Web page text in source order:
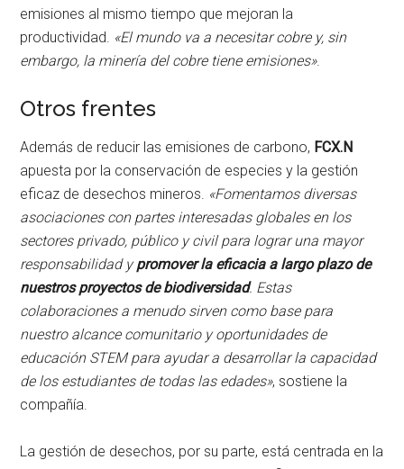
emisiones al mismo tiempo que mejoran la
productividad. «El mundo va a necesitar cobre y, sin
embargo, la minería del cobre tiene emisiones».
Otros frentes
Además de reducir las emisiones de carbono, FCX.N
apuesta por la conservación de especies y la gestión
eficaz de desechos mineros. «Fomentamos diversas
asociaciones con partes interesadas globales en los
sectores privado, público y civil para lograr una mayor
responsabilidad ypromover la eficacia a largo plazo de
nuestros proyectos de biodiversidad. Estas
colaboraciones a menudo sirven como base para
nuestro alcance comunitario y oportunidades de
educación STEM para ayudar a desarrollar la capacidad
de los estudiantes de todas las edades», sostiene la
compañía.
La gestión de desechos, por su parte, está centrada en la